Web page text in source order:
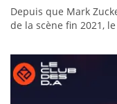
Depuis que Mark
de la scène fin 2021,